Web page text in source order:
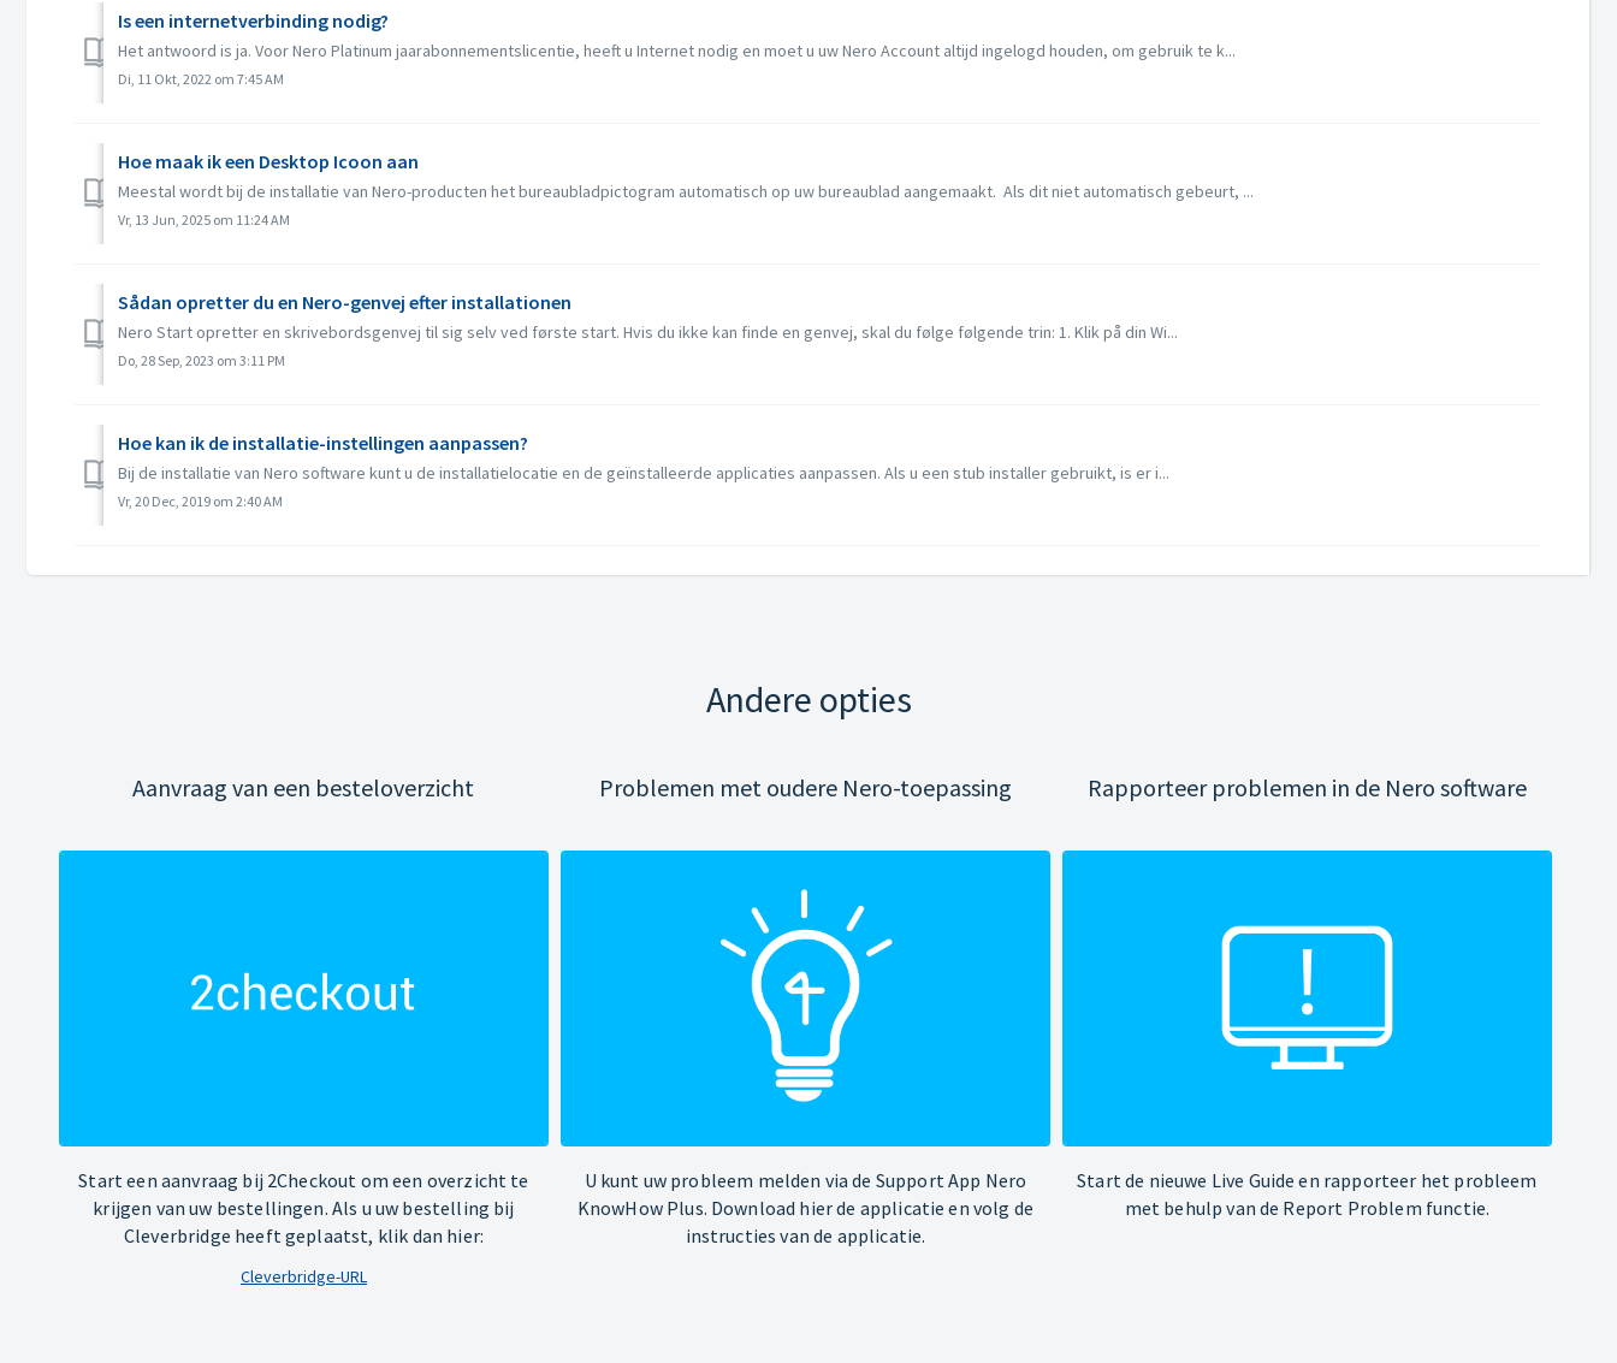
Is een internetverbinding nodig?
Het antwoord is ja. Voor Nero Platinum jaarabonnementslicentie, heeft u Internet nodig en moet u uw Nero Account altijd ingelogd houden, om gebruik te k...
Di, 11 Okt, 2022 om 7:45 AM
Hoe maak ik een Desktop Icoon aan
Meestal wordt bij de installatie van Nero-producten het bureaubladpictogram automatisch op uw bureaublad aangemaakt. Als dit niet automatisch gebeurt, ...
Vr, 13 Jun, 2025 om 11:24 AM
Sådan opretter du en Nero-genvej efter installationen
Nero Start opretter en skrivebordsgenvej til sig selv ved første start. Hvis du ikke kan finde en genvej, skal du følge følgende trin: 1. Klik på din Wi...
Do, 28 Sep, 2023 om 3:11 PM
Hoe kan ik de installatie-instellingen aanpassen?
Bij de installatie van Nero software kunt u de installatielocatie en de geïnstalleerde applicaties aanpassen. Als u een stub installer gebruikt, is er i...
Vr, 20 Dec, 2019 om 2:40 AM
Andere opties
Aanvraag van een besteloverzicht
Start een aanvraag bij 2Checkout om een overzicht te
krijgen van uw bestellingen. Als u uw bestelling bij
Cleverbridge heeft geplaatst, klik dan hier:
Cleverbridge-URL
Problemen met oudere Nero-toepassing
U kunt uw probleem melden via de Support App Nero
KnowHow Plus. Download hier de applicatie en volg de
instructies van de applicatie.
Rapporteer problemen in de Nero software
Start de nieuwe Live Guide en rapporteer het probleem
met behulp van de Report Problem functie.